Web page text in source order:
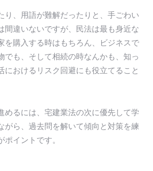
り、用語が難解だったりと、手ごわい
間違いないですが、民法は最も身近な
を購入する時はもちろん、ビジネスで
でも、そして相続の時なんかも、知っ
におけるリスク回避にも役立てること
めるには、宅建業法の次に優先して学
がら、過去問を解いて傾向と対策を練
ポイントです。